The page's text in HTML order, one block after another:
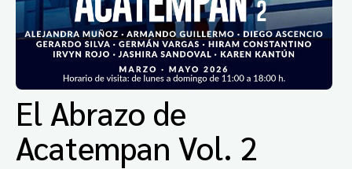
El Abrazo de
Acatempan Vol. 2